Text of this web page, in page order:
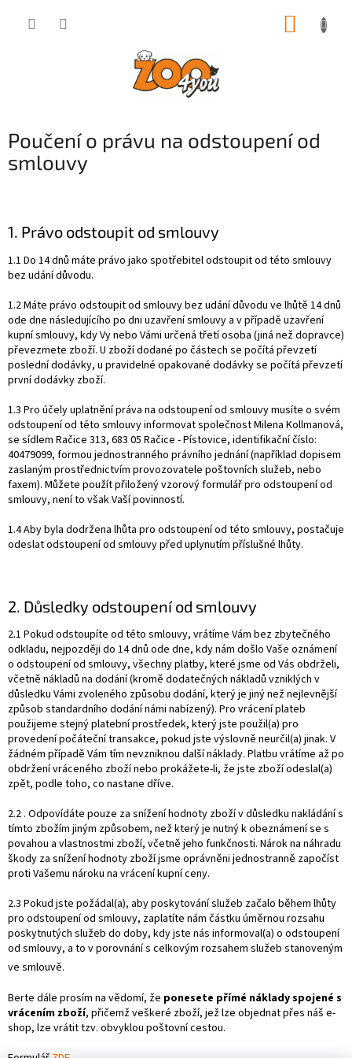
Poučení o právu na odstoupení od
smlouvy
1. Právo odstoupit od smlouvy
1.1 Do 14 dnů máte právo jako spotřebitel odstoupit od této smlouvy
bez udání důvodu.
1.2 Máte právo odstoupit od smlouvy bez udání důvodu ve lhůtě 14 dnů
ode dne následujícího po dni uzavření smlouvy a v případě uzavření
kupní smlouvy, kdy Vy nebo Vámi určená třetí osoba (jiná než dopravce)
převezmete zboží. U zboží dodané po částech se počítá převzetí
poslední dodávky, u pravidelné opakované dodávky se počítá převzetí
první dodávky zboží.
1.3 Pro účely uplatnění práva na odstoupení od smlouvy musíte o svém
odstoupení od této smlouvy informovat společnost Milena Kollmanová,
se sídlem Račice 313, 683 05 Račice - Pístovice, identifikační číslo:
40479099, formou jednostranného právního jednání (například dopisem
zaslaným prostřednictvím provozovatele poštovních služeb, nebo
faxem). Můžete použít přiložený vzorový formulář pro odstoupení od
smlouvy, není to však Vaší povinností.
1.4 Aby byla dodržena lhůta pro odstoupení od této smlouvy, postačuje
odeslat odstoupení od smlouvy před uplynutím příslušné lhůty.
2. Důsledky odstoupení od smlouvy
2.1 Pokud odstoupíte od této smlouvy, vrátíme Vám bez zbytečného
odkladu, nejpozději do 14 dnů ode dne, kdy nám došlo Vaše oznámení
o odstoupení od smlouvy, všechny platby, které jsme od Vás obdrželi,
včetně nákladů na dodání (kromě dodatečných nákladů vzniklých v
důsledku Vámi zvoleného způsobu dodání, který je jiný než nejlevnější
způsob standardního dodání námi nabízený). Pro vrácení plateb
použijeme stejný platební prostředek, který jste použil(a) pro
provedení počáteční transakce, pokud jste výslovně neurčil(a) jinak. V
žádném případě Vám tím nevzniknou další náklady. Platbu vrátíme až po
obdržení vráceného zboží nebo prokážete-li, že jste zboží odeslal(a)
zpět, podle toho, co nastane dříve.
2.2 . Odpovídáte pouze za snížení hodnoty zboží v důsledku nakládání s
tímto zbožím jiným způsobem, než který je nutný k obeznámení se s
povahou a vlastnostmi zboží, včetně jeho funkčnosti. Nárok na náhradu
škody za snížení hodnoty zboží jsme oprávněni jednostranně započíst
proti Vašemu nároku na vrácení kupní ceny.
2.3 Pokud jste požádal(a), aby poskytování služeb začalo během lhůty
pro odstoupení od smlouvy, zaplatíte nám částku úměrnou rozsahu
poskytnutých služeb do doby, kdy jste nás informoval(a) o odstoupení
od smlouvy, a to v porovnání s celkovým rozsahem služeb stanoveným
ve smlouvě.
Berte dále prosím na vědomí, že ponesete přímé náklady spojené s
vrácením zboží, přičemž veškeré zboží, jež lze objednat přes náš e-
shop, lze vrátit tzv. obvyklou poštovní cestou.